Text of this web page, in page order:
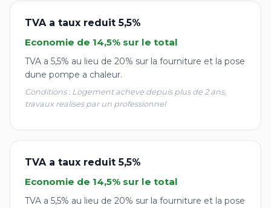
TVA a taux reduit 5,5%
Economie de 14,5% sur le total
TVA a 5,5% au lieu de 20% sur la fourniture et la pose
dune pompe a chaleur.
Conditions : Logement acheve depuis plus de 2 ans,
travaux realises par un professionnel
TVA a taux reduit 5,5%
Economie de 14,5% sur le total
TVA a 5,5% au lieu de 20% sur la fourniture et la pose